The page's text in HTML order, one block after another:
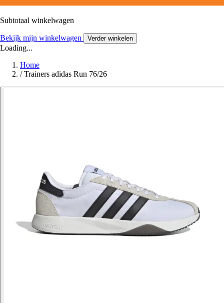
Subtotaal winkelwagen
Bekijk mijn winkelwagen Verder winkelen
Loading...
Home
/ Trainers adidas Run 76/26